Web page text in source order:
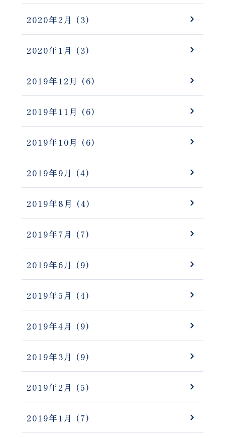
2020年2月 (3)
2020年1月 (3)
2019年12月 (6)
2019年11月 (6)
2019年10月 (6)
2019年9月 (4)
2019年8月 (4)
2019年7月 (7)
2019年6月 (9)
2019年5月 (4)
2019年4月 (9)
2019年3月 (9)
2019年2月 (5)
2019年1月 (7)